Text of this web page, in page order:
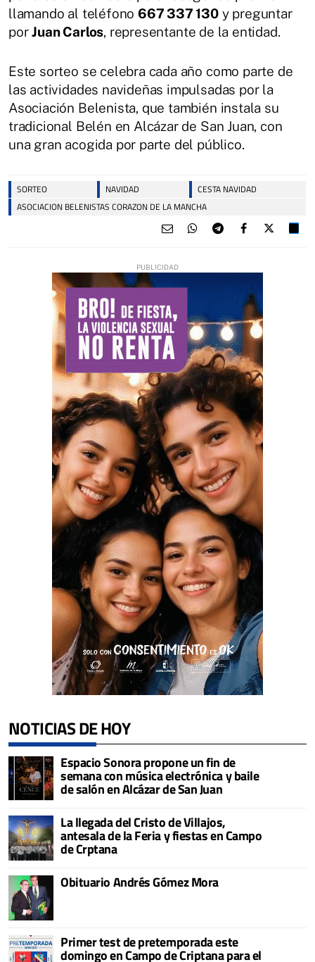
llamando al teléfono667 337 130y preguntar
porJuan Carlos, representante de la entidad.
Este sorteo se celebra cada año como parte de
las actividades navideñas impulsadas por la
Asociación Belenista, que también instala su
tradicional Belén en Alcázar de San Juan, con
una gran acogida por parte del público.
SORTEO NAVIDAD
CESTA NAVIDAD
ASOCIACION BELENISTAS CORAZON DE LA MANCHA
NOTICIAS DE HOY
Espacio Sonora propone un fin de
semana con música electrónica y baile
de salón en Alcázar de San Juan
La llegada del Cristo de Villajos,
antesala de la Feria y fiestas en Campo
de Crptana
Obituario Andrés Gómez Mora
Primer test de pretemporada este
domingo en Campo de Criptana para el